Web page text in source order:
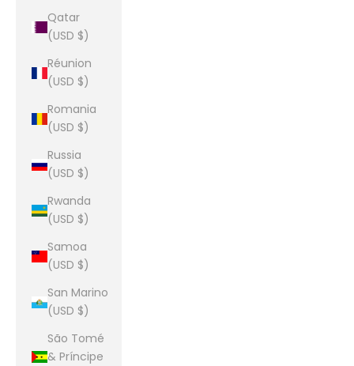
Qatar
(USD $)
Réunion
(USD $)
Romania
(USD $)
Russia
(USD $)
Rwanda
(USD $)
Samoa
(USD $)
San Marino
(USD $)
São Tomé
& Príncipe